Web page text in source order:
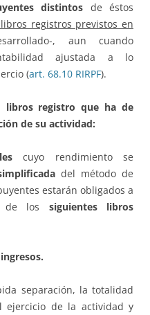
distintos de éstos
registros previstos en
, aun cuando
ajustada a lo
(art. 68.10 RIRPF).
libros registro que ha de
de su actividad:
cuyo rendimiento se
del método de
estarán obligados a
de los siguientes libros
separación, la totalidad
ejercicio de la actividad y